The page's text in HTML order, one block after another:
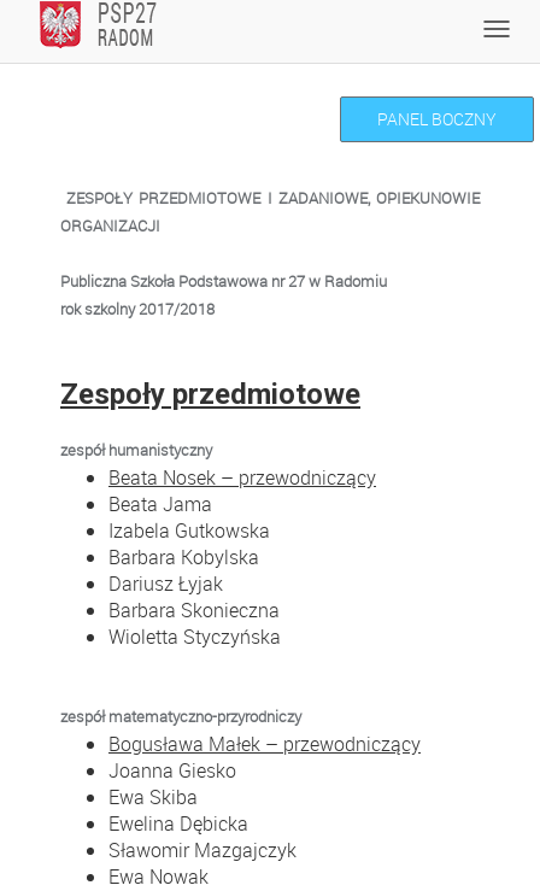
content
PANEL BOCZNY
ZESPOŁY PRZEDMIOTOWE I ZADANIOWE,OPIEKUNOWIE
ORGANIZACJI
Publiczna Szkoła Podstawowa nr 27 w Radomiu
rok szkolny 2017/2018
Zespoły przedmiotowe
zespół humanistyczny
Beata Nosek – przewodniczący
Beata Jama
Izabela Gutkowska
Barbara Kobylska
Dariusz Łyjak
Barbara Skonieczna
Wioletta Styczyńska
zespół matematyczno-przyrodniczy
Bogusława Małek – przewodniczący
Joanna Giesko
Ewa Skiba
Ewelina Dębicka
Sławomir Mazgajczyk
Ewa Nowak